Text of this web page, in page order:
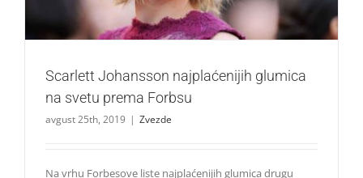
Scarlett Johansson najplaćenijih glumica
na svetu prema Forbsu
avgust 25th, 2019 | Zvezde
Na vrhu Forbesove liste najplaćenijih glumica drugu